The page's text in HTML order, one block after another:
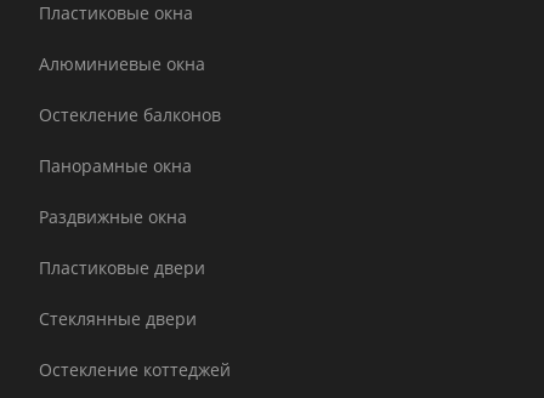
Пластиковые окна
Алюминиевые окна
Остекление балконов
Панорамные окна
Раздвижные окна
Пластиковые двери
Стеклянные двери
Остекление коттеджей